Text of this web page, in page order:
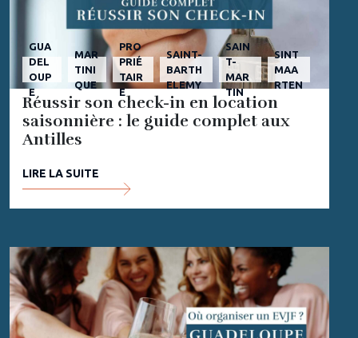
GUA
DEL
OUP
E
MAR
TINI
QUE
PRO
PRIÉ
TAIR
E
SAINT-
BARTH
ELEMY
SAIN
T-
MAR
TIN
SINT
MAA
RTEN
Réussir son check-in en location
saisonnière : le guide complet aux
Antilles
LIRE LA SUITE